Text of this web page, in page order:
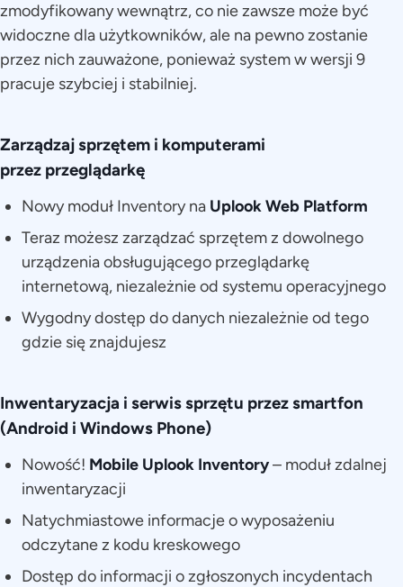
zmodyfikowany wewnątrz, co nie zawsze może być
widoczne dla użytkowników, ale na pewno zostanie
przez nich zauważone, ponieważ system w wersji 9
pracuje szybciej i stabilniej.
Zarządzaj sprzętem i komputerami
przez przeglądarkę
Nowy moduł Inventory na Uplook Web Platform
Teraz możesz zarządzać sprzętem z dowolnego
urządzenia obsługującego przeglądarkę
internetową, niezależnie od systemu operacyjnego
Wygodny dostęp do danych niezależnie od tego
gdzie się znajdujesz
Inwentaryzacja i serwis sprzętu przez smartfon
(Android i Windows Phone)
Nowość! Mobile Uplook Inventory– moduł zdalnej
inwentaryzacji
Natychmiastowe informacje o wyposażeniu
odczytane z kodu kreskowego
Dostęp do informacji o zgłoszonych incydentach